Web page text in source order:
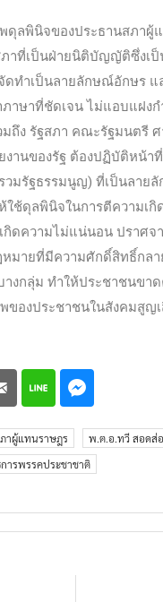
ดุลพินิจของประธานสภาผู้
าที่เป็นฝ่ายนิติบัญญัติซึ่งเป็
ดทำเป็นลายลักษณ์อักษร แ
าษาที่ชัดเจน ไม่แอบแฝงก
ถึง รัฐสภา คณะรัฐมนตรี ศ
งานของรัฐ ต้องปฏิบัติหน้า
วมรัฐธรรมนูญ) ที่เป็นลาย
ใช้ดุลพินิจในการตีความเกิ
กิดความไม่แน่นอน ปราศจ
หมายที่มีความศักดิ์สิทธิ์กล
งกลุ่ม ทำให้ประชาชนขา
ของประชาชนในสังคมสูญ
าผู้แทนราษฎร พ.ต.อ.ทวี สอดส่
การพรรคประชาชาติ